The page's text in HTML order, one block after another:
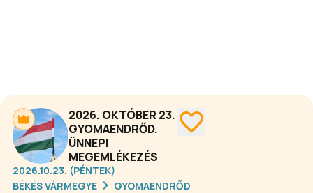
2026. OKTÓBER 23.
GYOMAENDRŐD.
ÜNNEPI
MEGEMLÉKEZÉS
2026.10.23. (PÉNTEK)
BÉKÉS VÁRMEGYE
GYOMAENDRŐD